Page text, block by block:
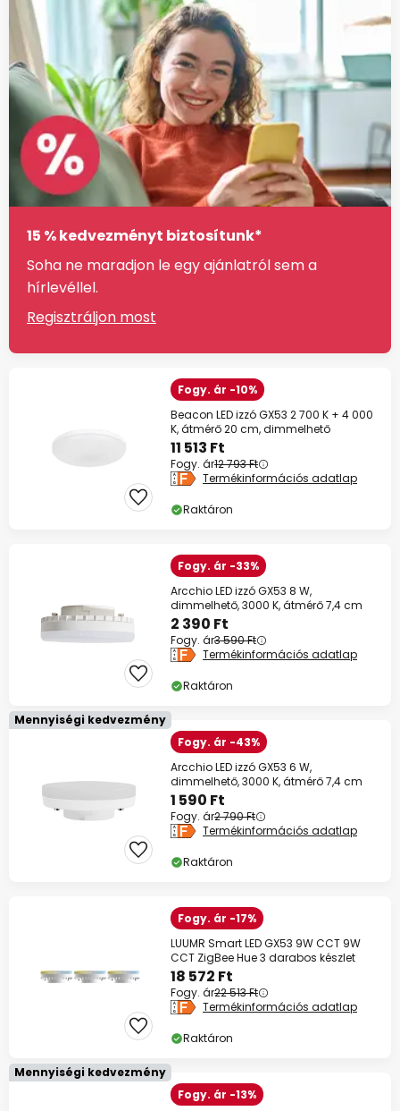
15 % kedvezményt biztosítunk*
Soha ne maradjon le egy ajánlatról sem a
hírlevéllel.
Regisztráljon most
Fogy. ár -10%
Beacon LED izzó GX53 2 700 K + 4 000
K, átmérő 20 cm, dimmelhető
11 513 Ft
Fogy. ár12 793 Ft
Termékinformációs adatlap
Raktáron
Fogy. ár -33%
Arcchio LED izzó GX53 8 W,
dimmelhető, 3000 K, átmérő 7,4 cm
2 390 Ft
Fogy. ár3 590 Ft
Termékinformációs adatlap
Raktáron
Mennyiségi kedvezmény
Fogy. ár -43%
Arcchio LED izzó GX53 6 W,
dimmelhető, 3000 K, átmérő 7,4 cm
1 590 Ft
Fogy. ár2 790 Ft
Termékinformációs adatlap
Raktáron
Fogy. ár -17%
LUUMR Smart LED GX53 9W CCT 9W
CCT ZigBee Hue 3 darabos készlet
18 572 Ft
Fogy. ár22 513 Ft
Termékinformációs adatlap
Raktáron
Mennyiségi kedvezmény
Fogy. ár -13%